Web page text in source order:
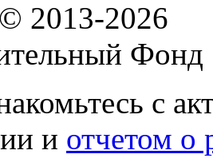
2013-2026
с
и отчетом о